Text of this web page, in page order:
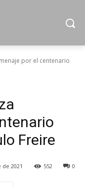
por el centenario
Freire
2021 0
552